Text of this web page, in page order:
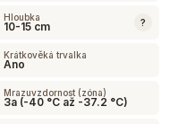
Hloubka
10-15 cm ?
Krátkověká trvalka
Ano
Mrazuvzdornost (zóna)
3a (-40 °C až -37.2 °C)